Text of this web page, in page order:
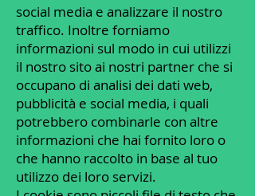
social media e analizzare il nostro
traffico. Inoltre forniamo
informazioni sul modo in cui utilizzi
il nostro sito ai nostri partner che si
occupano di analisi dei dati web,
pubblicità e social media, i quali
potrebbero combinarle con altre
informazioni che hai fornito loro o
che hanno raccolto in base al tuo
utilizzo dei loro servizi.